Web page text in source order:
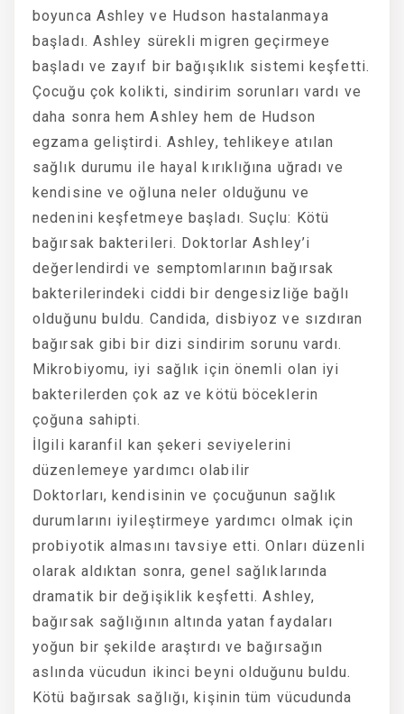
boyunca Ashley ve Hudson hastalanmaya
başladı. Ashley sürekli migren geçirmeye
başladı ve zayıf bir bağışıklık sistemi keşfetti.
Çocuğu çok kolikti, sindirim sorunları vardı ve
daha sonra hem Ashley hem de Hudson
egzama geliştirdi. Ashley, tehlikeye atılan
sağlık durumu ile hayal kırıklığına uğradı ve
kendisine ve oğluna neler olduğunu ve
nedenini keşfetmeye başladı. Suçlu: Kötü
bağırsak bakterileri. Doktorlar Ashley’i
değerlendirdi ve semptomlarının bağırsak
bakterilerindeki ciddi bir dengesizliğe bağlı
olduğunu buldu. Candida, disbiyoz ve sızdıran
bağırsak gibi bir dizi sindirim sorunu vardı.
Mikrobiyomu, iyi sağlık için önemli olan iyi
bakterilerden çok az ve kötü böceklerin
çoğuna sahipti.
İlgili karanfil kan şekeri seviyelerini
düzenlemeye yardımcı olabilir
Doktorları, kendisinin ve çocuğunun sağlık
durumlarını iyileştirmeye yardımcı olmak için
probiyotik almasını tavsiye etti. Onları düzenli
olarak aldıktan sonra, genel sağlıklarında
dramatik bir değişiklik keşfetti. Ashley,
bağırsak sağlığının altında yatan faydaları
yoğun bir şekilde araştırdı ve bağırsağın
aslında vücudun ikinci beyni olduğunu buldu.
Kötü bağırsak sağlığı, kişinin tüm vücudunda